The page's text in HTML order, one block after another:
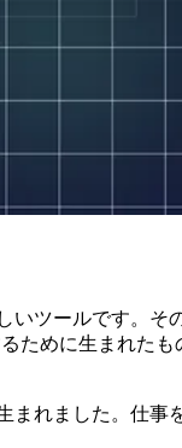
いツールです。
ために生まれた
れました。仕事